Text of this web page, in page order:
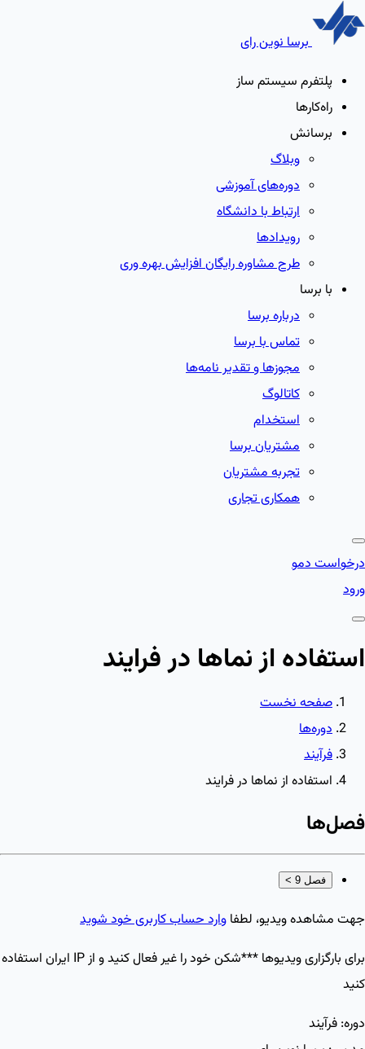
برسا نوین رای
پلتفرم سیستم ساز
راه‌کارها
برسانش
وبلاگ
دوره‌های آموزشی
ارتباط با دانشگاه
رویدادها
طرح مشاوره رایگان افزایش بهره وری
با برسا
درباره برسا
تماس با برسا
مجوزها و تقدیر نامه‌ها
کاتالوگ
استخدام
مشتریان برسا
تجربه مشتریان
همکاری تجاری
درخواست دمو
ورود
استفاده از نماها در فرایند
صفحه نخست
دوره‌ها
فرآیند
استفاده از نماها در فرایند
فصل‌ها
فصل 9 >
جهت مشاهده ویدیو، لطفا وارد حساب کاربری خود شوید
برای بارگزاری ویدیو‌ها ***شکن خود را غیر فعال کنید و از IP ایران استفاده
کنید
دوره: فرآیند